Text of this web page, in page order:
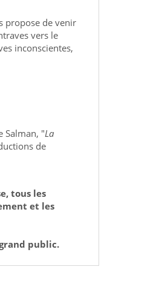
propose de venir
vers le
inconscientes,
Salman, "La
de
tous les
et les
public.